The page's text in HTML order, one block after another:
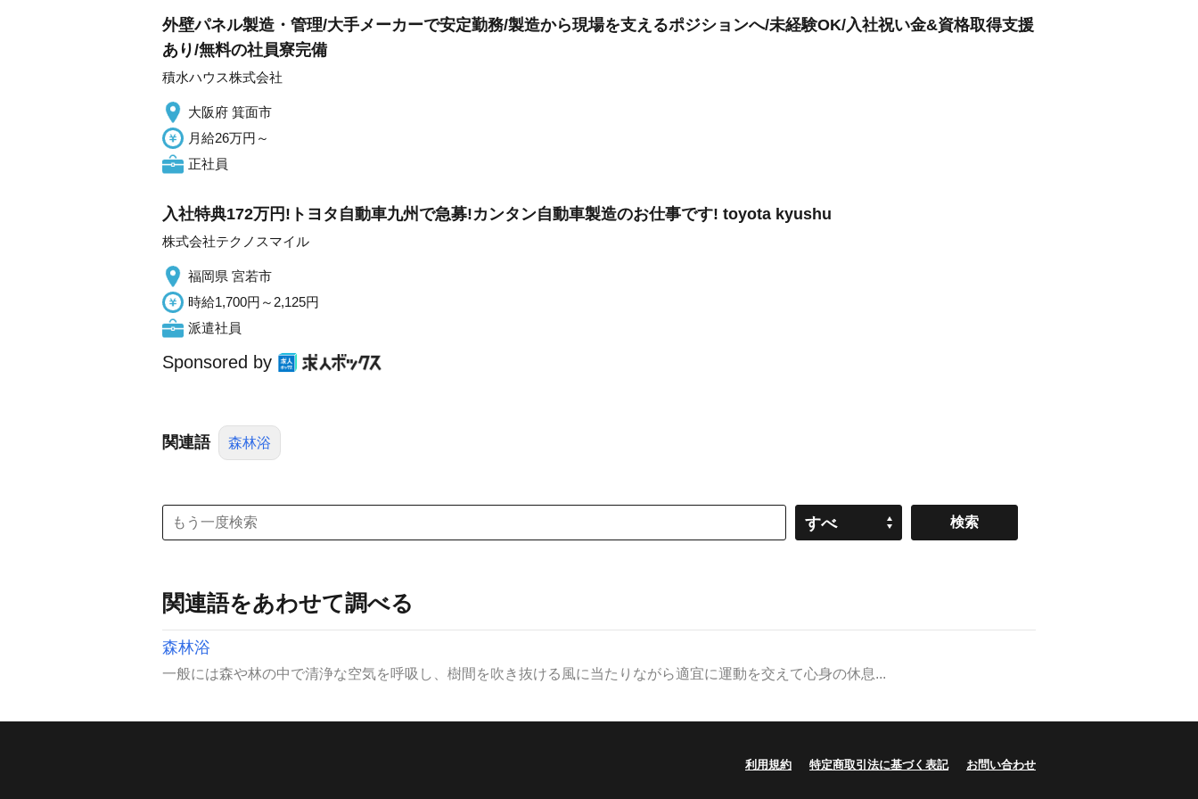
外壁パネル製造・管理/大手メーカーで安定勤務/製造から現場を支えるポジションへ/未経験OK/入社祝い金&資格取得支援
あり/無料の社員寮完備
積水ハウス株式会社
大阪府 箕面市
月給26万円～
正社員
入社特典172万円!トヨタ自動車九州で急募!カンタン自動車製造のお仕事です! toyota kyushu
株式会社テクノスマイル
福岡県 宮若市
時給1,700円～2,125円
派遣社員
Sponsored by
関連語 森林浴
すべ
関連語をあわせて調べる
森林浴
一般には森や林の中で清浄な空気を呼吸し、樹間を吹き抜ける風に当たりながら適宜に運動を交えて心身の休息...
利用規約 特定商取引法に基づく表記 お問い合わせ